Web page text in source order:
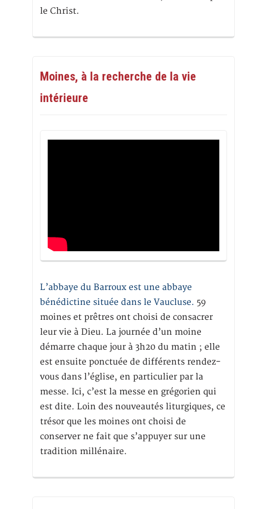
le Christ.
Moines, à la recherche de la vie
intérieure
L’abbaye du Barroux est une abbaye
bénédictine située dans le Vaucluse. 59
moines et prêtres ont choisi de consacrer
leur vie à Dieu. La journée d’un moine
démarre chaque jour à 3h20 du matin ; elle
est ensuite ponctuée de différents rendez-
vous dans l’église, en particulier par la
messe. Ici, c’est la messe en grégorien qui
est dite. Loin des nouveautés liturgiques, ce
trésor que les moines ont choisi de
conserver ne fait que s’appuyer sur une
tradition millénaire.